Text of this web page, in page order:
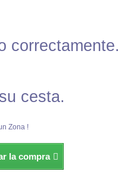
correctamente.
cesta.
Zona !
la compra